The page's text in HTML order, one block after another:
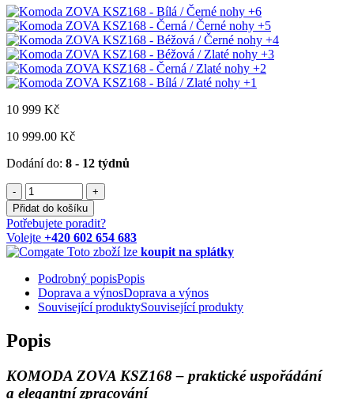
+6
+5
+4
+3
+2
+1
10 999 Kč
10 999.00 Kč
Dodání do: 8 - 12 týdnů
-
+
Přidat do košíku
Potřebujete poradit?
Volejte +420 602 654 683
Toto zboží lze koupit na splátky
Podrobný popisPopis
Doprava a výnosDoprava a výnos
Související produktySouvisející produkty
Popis
KOMODA ZOVA KSZ168 – praktické uspořádání
a elegantní zpracování